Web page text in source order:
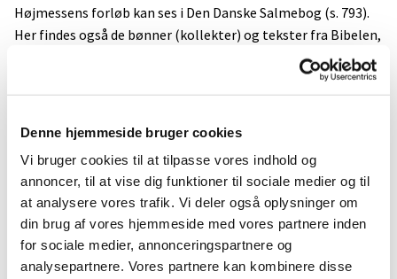
Denne hjemmeside bruger cookies
Vi bruger cookies til at tilpasse vores indhold og
annoncer, til at vise dig funktioner til sociale medier og til
at analysere vores trafik. Vi deler også oplysninger om
din brug af vores hjemmeside med vores partnere inden
for sociale medier, annonceringspartnere og
analysepartnere. Vores partnere kan kombinere disse
Højmessens forløb kan ses i Den Danske Salmebog (s. 793).
Her findes også de bønner (kollekter) og tekster fra Bibelen,
der knytter sig til hver enkelt søndag/helligdag i kirkeåret.
Selvom højmessen følger en fast form, der stort set er ens i
alle landets kirker, kan der være mindre afvigelser.
Andre gudstjenester
I løbet af konfirmationsforberedelsen er konfirmanderne
med til at arrangere en gudstjeneste. De er med i
planlægningen og gennemførelsen både med hensyn til